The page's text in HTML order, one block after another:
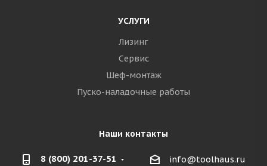
УСЛУГИ
Лизинг
Сервис
Шеф-монтаж
Пуско-наладочные работы
Наши контакты
8 (800) 201-37-51 info@toolhaus.ru